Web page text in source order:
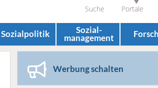
Sozial­politik Sozial­
management
Werbung schalten